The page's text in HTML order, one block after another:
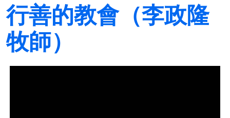
行善的教會（李政隆
牧師）